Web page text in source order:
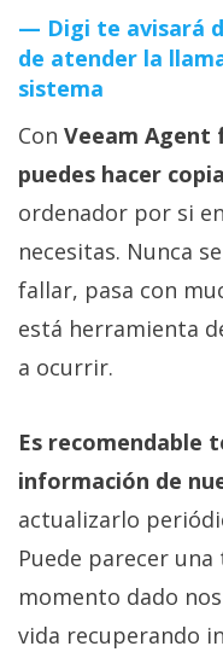
Digi te avisará
de atender la
sistema
Con Veeam
puedes hacer
ordenador por si
necesitas. Nunca
fallar, pasa con
está herramienta
a ocurrir.
Es recomendable
información de
actualizarlo
Puede parecer
momento dado
vida recuperando